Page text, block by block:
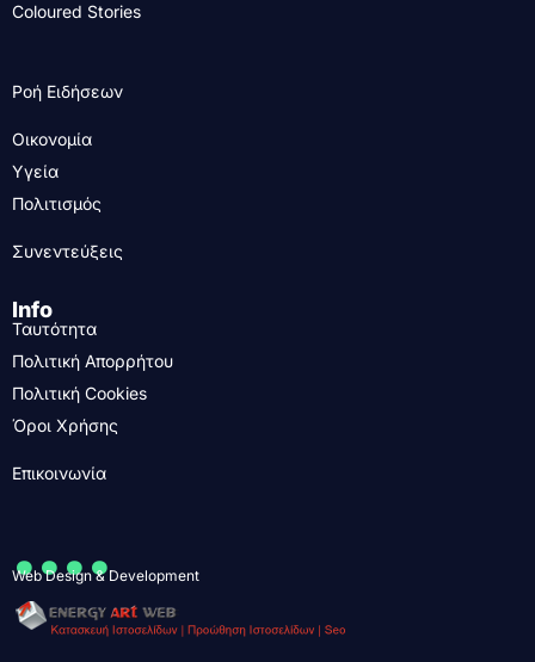
Coloured Stories
Ροή Ειδήσεων
Οικονομία
Υγεία
Πολιτισμός
Συνεντεύξεις
Info
Ταυτότητα
Πολιτική Απορρήτου
Πολιτική Cookies
Όροι Χρήσης
Επικοινωνία
....
Web Design & Development